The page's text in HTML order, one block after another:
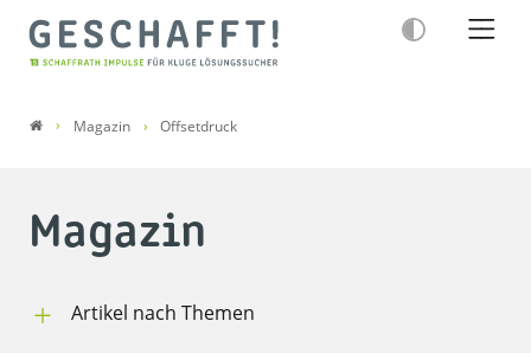
Magazin Offsetdruck
Magazin
Artikel nach Themen